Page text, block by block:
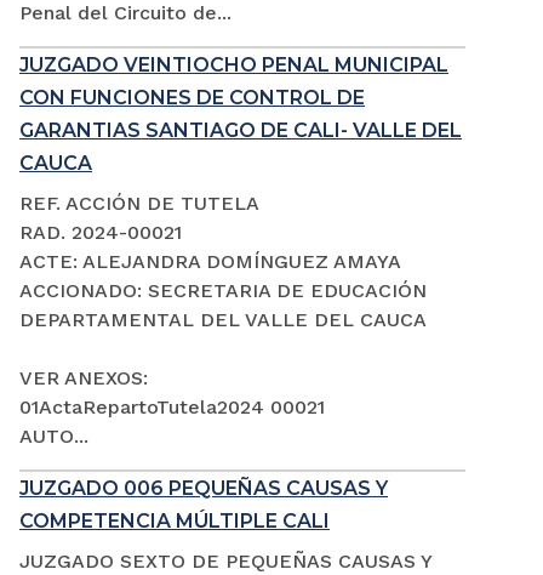
Penal del Circuito de...
JUZGADO VEINTIOCHO PENAL MUNICIPAL
CON FUNCIONES DE CONTROL DE
GARANTIAS SANTIAGO DE CALI- VALLE DEL
CAUCA
REF. ACCIÓN DE TUTELA
RAD. 2024-00021
ACTE: ALEJANDRA DOMÍNGUEZ AMAYA
ACCIONADO: SECRETARIA DE EDUCACIÓN
DEPARTAMENTAL DEL VALLE DEL CAUCA
VER ANEXOS:
01ActaRepartoTutela2024 00021
AUTO...
JUZGADO 006 PEQUEÑAS CAUSAS Y
COMPETENCIA MÚLTIPLE CALI
JUZGADO SEXTO DE PEQUEÑAS CAUSAS Y